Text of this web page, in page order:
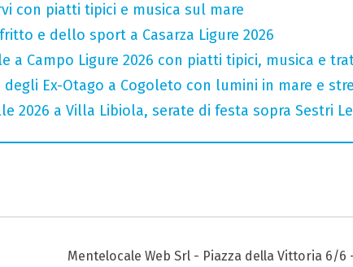
con piatti tipici e musica sul mare
e dello sport a Casarza Ligure 2026
a Campo Ligure 2026 con piatti tipici, musica e
Ex-Otago a Cogoleto con lumini in mare e
2026 a Villa Libiola, serate di festa sopra Sestri
Mentelocale Web Srl - Piazza della Vittoria 6/6